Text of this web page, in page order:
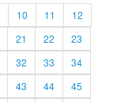
10 11
12
21 22
23
32 33
34
43 44
45